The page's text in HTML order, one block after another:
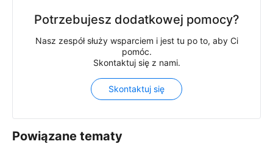
Powiązane tematy
Potrzebujesz dodatkowej pomocy?
Nasz zespół służy wsparciem i jest tu po to, aby Ci
pomóc.
Skontaktuj się z nami.
Skontaktuj się